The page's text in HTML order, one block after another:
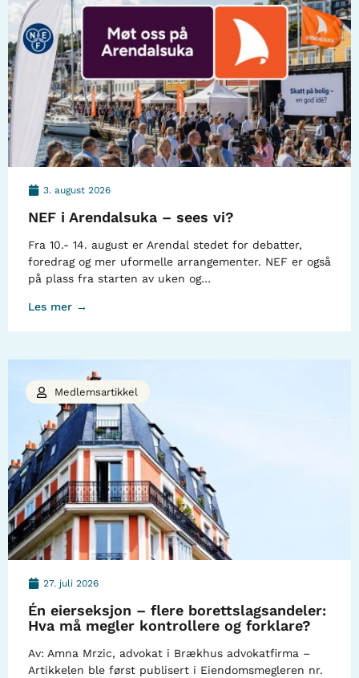
3. august 2026
NEF i Arendalsuka – sees vi?
Fra 10.- 14. august er Arendal stedet for debatter,
foredrag og mer uformelle arrangementer. NEF er også
på plass fra starten av uken og…
Les mer →
27. juli 2026
Én eierseksjon – flere borettslagsandeler:
Hva må megler kontrollere og forklare?
Av: Amna Mrzic, advokat i Brækhus advokatfirma –
Artikkelen ble først publisert i Eiendomsmegleren nr.
Medlemsartikkel